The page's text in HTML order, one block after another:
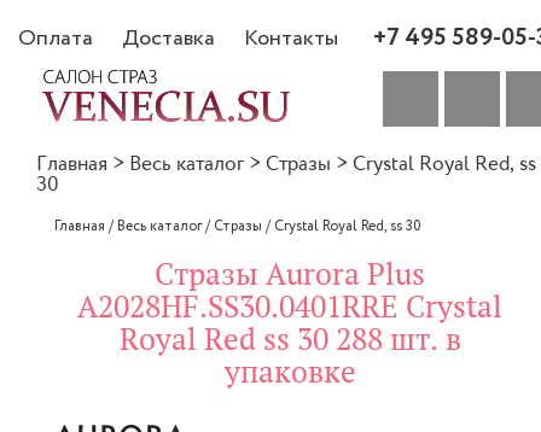
Оплата Доставка Контакты +7 495 589-
Главная > Весь каталог > Стразы > Crystal Royal Red, ss
30
Главная /Весь каталог/Стразы /Crystal Royal Red, ss 30
Стразы Aurora Plus
A2028HF.SS30.0401RRE Crystal
Royal Red ss 30 288 шт. в
упаковке